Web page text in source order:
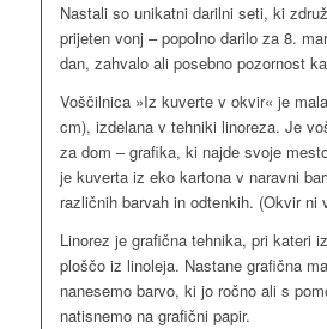
Nastali so unikatni darilni seti, ki
prijeten vonj – popolno darilo za 8.
dan, zahvalo ali posebno pozornost
Voščilnica »Iz kuverte v okvir« je
cm), izdelana v tehniki linoreza. Je
za dom – grafika, ki najde svoje
je kuverta iz eko kartona v naravni
različnih barvah in odtenkih. (Okvir ni
Linorez je grafična tehnika, pri kateri
ploščo iz linoleja. Nastane grafična
nanesemo barvo, ki jo ročno ali s
natisnemo na grafični papir.